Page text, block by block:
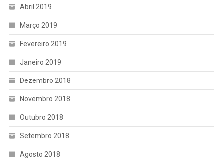
Abril 2019
Março 2019
Fevereiro 2019
Janeiro 2019
Dezembro 2018
Novembro 2018
Outubro 2018
Setembro 2018
Agosto 2018